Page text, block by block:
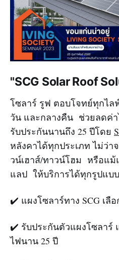
"SCG Solar Roof
โซลาร์ รูฟ ตอบโจทย์ทุกไล
วัน และกลางคืน ช่วยลดค่
รับประกันนานถึง 25 ปีโดย
หลังคาได้ทุกประเภท ไม่ว่า
วน์เฮาส์/ทาวน์โฮม หรือแ
แลป ให้บริการได้ทุกรูปแบ
✔️ แผงโซลาร์ทาง SCG เลือ
✔️ รับประกันตัวแผงโซลาร์
ไฟนาน 25 ปี